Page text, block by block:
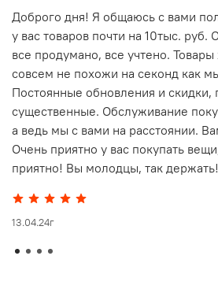
Доброго дня! Я общаюсь с вами
у вас товаров почти на 10тыс. руб.
все продумано, все учтено.
совсем не похожи на секонд как
Постоянные обновления и скидки,
существенные. Обслуживание
а ведь мы с вами на расстоянии.
Очень приятно у вас покупать
приятно! Вы молодцы, так держать!
13.04.24г